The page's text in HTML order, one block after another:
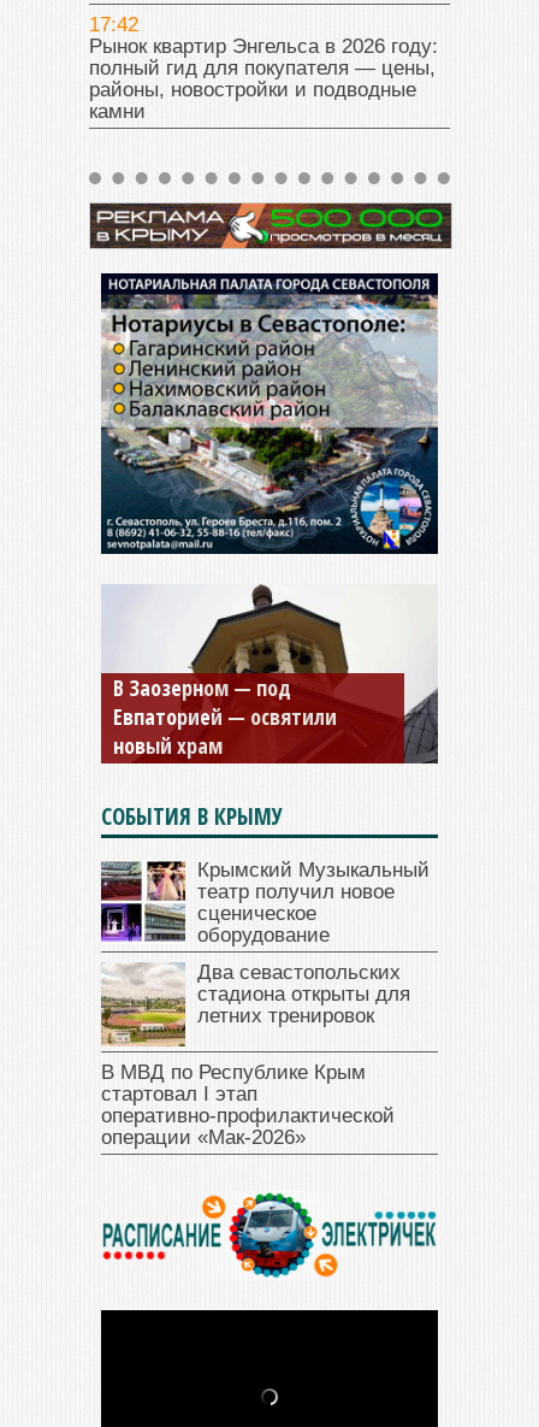
17:42
Рынок квартир Энгельса в 2026 году:
полный гид для покупателя — цены,
районы, новостройки и подводные
камни
Мужской монастырь Косьмы
и Дамиана в Крыму вновь
открыт для посещения
СОБЫТИЯ В КРЫМУ
Крымский Музыкальный
театр получил новое
сценическое
оборудование
Два севастопольских
стадиона открыты для
летних тренировок
В МВД по Республике Крым
стартовал I этап
оперативно‑профилактической
операции «Мак‑2026»